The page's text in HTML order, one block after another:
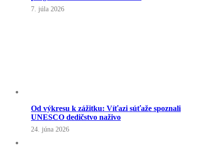
7. júla 2026
Od výkresu k zážitku: Víťazi súťaže spoznali
UNESCO dedičstvo naživo
24. júna 2026